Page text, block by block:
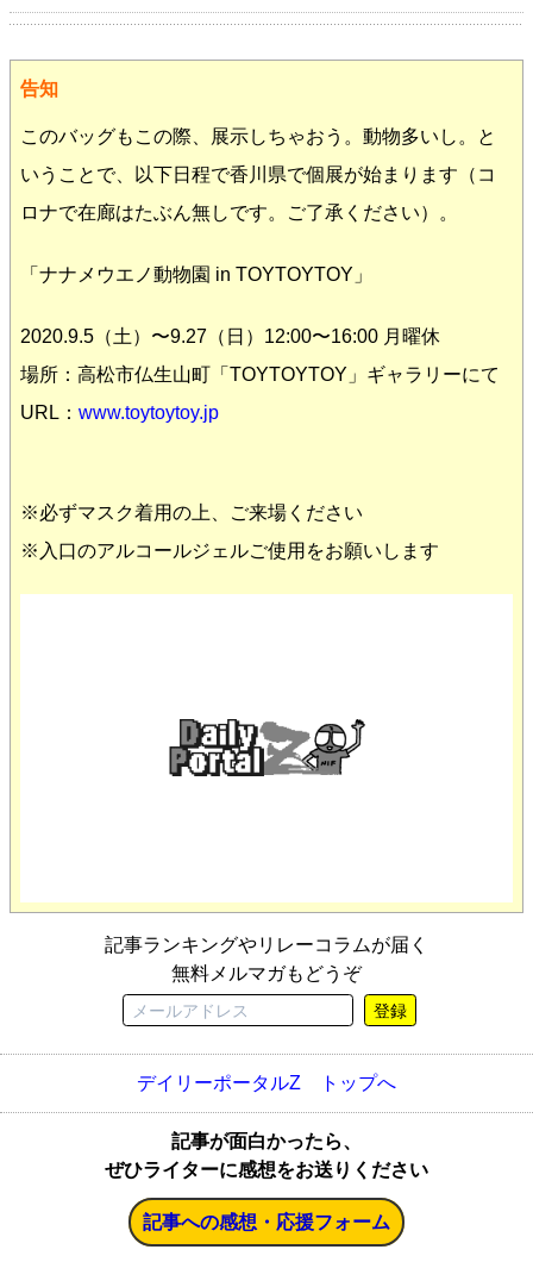
告知
このバッグもこの際、展示しちゃおう。動物多いし。と
いうことで、以下日程で香川県で個展が始まります（コ
ロナで在廊はたぶん無しです。ご了承ください）。
「ナナメウエノ動物園 in TOYTOYTOY」
2020.9.5（土）〜9.27（日）12:00〜16:00 月曜休
場所：高松市仏生山町「TOYTOYTOY」ギャラリーにて
URL： www.toytoytoy.jp
※必ずマスク着用の上、ご来場ください
※入口のアルコールジェルご使用をお願いします
記事ランキングやリレーコラムが届く
無料メルマガもどうぞ
登録
デイリーポータルZ トップへ
記事が面白かったら、
ぜひライターに感想をお送りください
記事への感想・応援フォーム